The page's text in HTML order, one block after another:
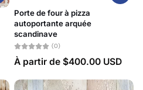
Porte de four à pizza
autoportante arquée
scandinave
(0)
À partir de $400.00 USD